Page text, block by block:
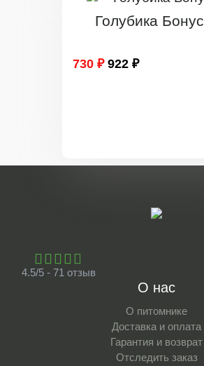
Голубика Бонус
730 ₽ 922 ₽
4.5/5 - 71 отзыв
О нас
О питомнике
Доставка и оплата
Гарантия и возврат
Отследить заказ